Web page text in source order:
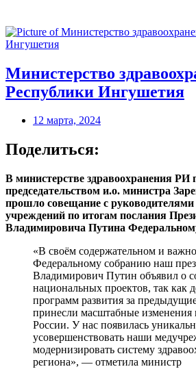
Министерство
Республики Ингушетия
12 марта, 2024
Поделиться:
В министерстве здравоохранения РИ
председательством и.о. министра
прошло совещание с
учреждений по итогам послания
Владимировича Путина
«В своём содержательном и
Федеральному собранию наш
Владимирович Путин объявил о
национальных проектов, так как
программ развития за
принесли масштабные изменения
России. У нас появилась
усовершенствовать наши
модернизировать систему
региона», — отметила министр